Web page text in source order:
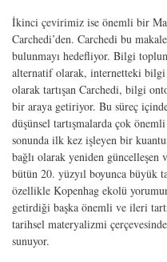
İkinci çevirimiz ise önemli bir
Carchedi’den. Carchedi bu
bulunmayı hedefliyor. Bilgi
alternatif olarak, internetteki bilgi
olarak tartışan Carchedi, bilgi
bir araya getiriyor. Bu süreç
düşünsel tartışmalarda çok
sonunda ilk kez işleyen bir
bağlı olarak yeniden
bütün 20. yüzyıl boyunca büyük
özellikle Kopenhag ekolü
getirdiği başka önemli ve ileri
tarihsel materyalizmi
sunuyor.